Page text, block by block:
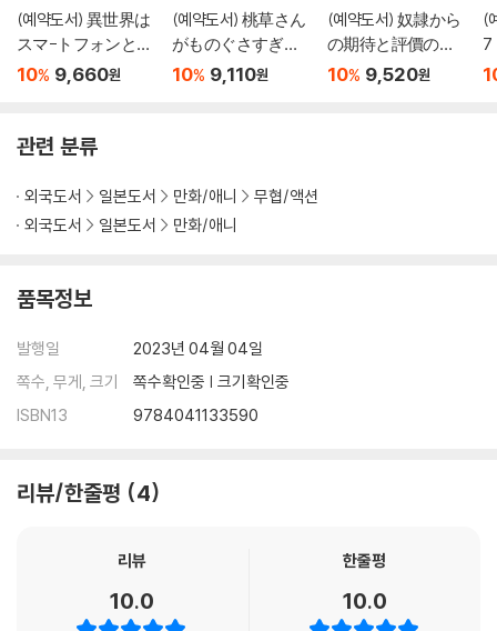
(예약도서) 異世界は
スマ-トフォンとと
もに。 19
10% 9,660원
(예약도서) 桃草さん
がものぐさすぎる!!
3
10% 9,110원
(예약도서) 奴隷から
の期待と評價のせ
いで搾取できない
10% 9,520원
(
7
관련 분류
외국도서 일본도서 만화/애니
무협/액션
외국도서
일본도서 만화/애니
품목정보
발행일
2023년 04월 04일
쪽수, 무게, 크기
쪽수확인중 | 크기확인중
ISBN13
9784041133590
리뷰/한줄평 4
리뷰
10.0
한줄평
10.0